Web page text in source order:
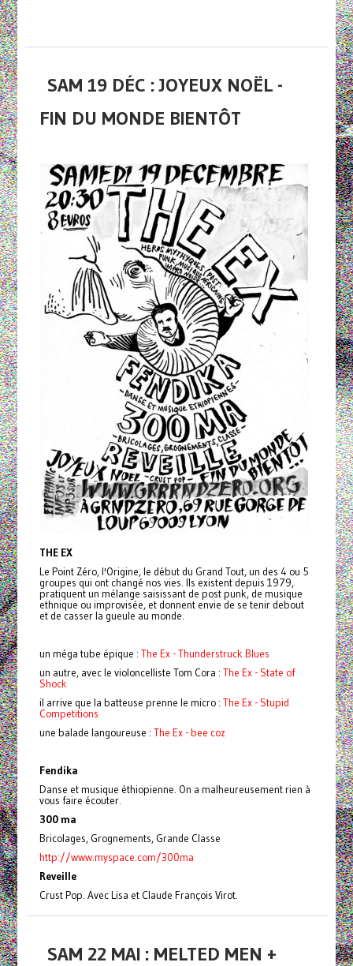
SAM 19 DÉC : JOYEUX NOËL -
FIN DU MONDE BIENTÔT
THE EX
Le Point Zéro, l'Origine, le début du Grand Tout, un des 4 ou 5
groupes qui ont changé nos vies. Ils existent depuis 1979,
pratiquent un mélange saisissant de post punk, de musique
ethnique ou improvisée, et donnent envie de se tenir debout
et de casser la gueule au monde.
un méga tube épique : The Ex - Thunderstruck Blues
un autre, avec le violoncelliste Tom Cora : The Ex - State of
Shock
il arrive que la batteuse prenne le micro : The Ex - Stupid
Competitions
une balade langoureuse : The Ex - bee coz
Fendika
Danse et musique éthiopienne. On a malheureusement rien à
vous faire écouter.
300 ma
Bricolages, Grognements, Grande Classe
http://www.myspace.com/300ma
Reveille
Crust Pop. Avec Lisa et Claude François Virot.
SAM 22 MAI : MELTED MEN +